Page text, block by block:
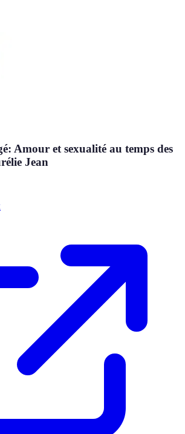
Amour et sexualité au temps des
Jean